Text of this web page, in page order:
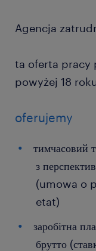
Agencja
ta oferta pracy
powyżej 18
oferujemy
тимчасовий
з
(umowa o
etat)
заробітна
брутто